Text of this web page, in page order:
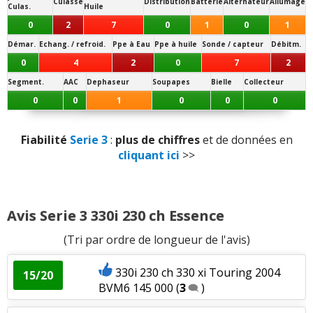
Présentation intérieure:1aime
Qualité son/autoradio:3aiment2n'aiment
pas
Habitabilité
n'aiment pas
Position de conduite :1aime
Puissance moteur et relances aiment 1
n'aime pas
16.5/20
Panne la plus signalée :
pompe à carburant
Culas.
Huile
0 2 7 0 1 0 1
Démar. Echang. / refroid. Ppe à Eau Ppe à huile Sonde / capteur Débitm.
0 4 2 0 7 2
Segment. AAC Dephaseur Soupapes Bielle Collecteur
0 0 1 0 0 0
Fiabilité Serie 3: plus de chiffreset de données en
cliquant ici >>
Avis Serie 3 330i 230 ch Essence
(Tri par ordre de longueur de l'avis)
15/20
330i 230 ch 330 xi Touring 2004
BVM6 145 000 (3 )